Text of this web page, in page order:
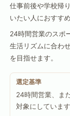
仕事前後や学校帰
いたい人におすすめ
24時間営業のスポ
生活リズムに合わ
を目指せます。
選定基準
24時間営業、ま
対象にしています